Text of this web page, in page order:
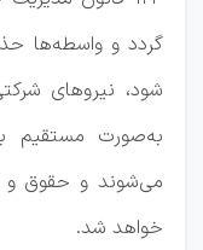
گردد و واسطه‌ها
شود، نیرو‌های
به‌صورت مستقیم
می‌شوند و حقوق و
خواهد شد.